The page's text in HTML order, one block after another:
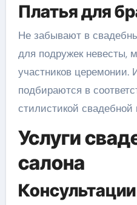
Платья для
Не забывают в
для подружек невесты,
участников церемонии.
подбираются в
стилистикой
Услуги
салона